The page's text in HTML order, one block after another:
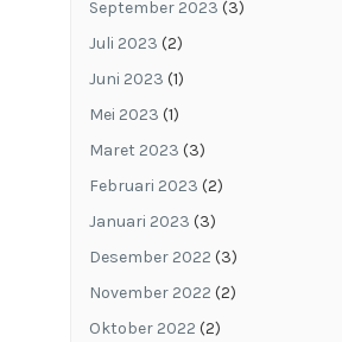
September 2023 (3)
Juli 2023 (2)
Juni 2023 (1)
Mei 2023 (1)
Maret 2023 (3)
Februari 2023 (2)
Januari 2023 (3)
Desember 2022 (3)
November 2022 (2)
Oktober 2022 (2)